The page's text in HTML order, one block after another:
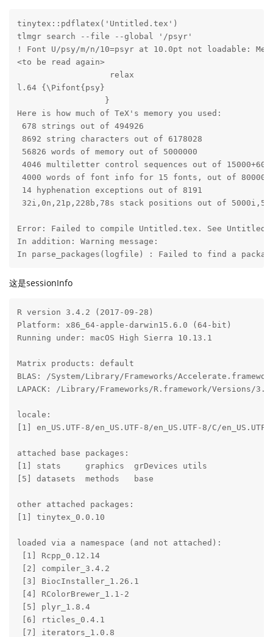
tinytex::pdflatex('Untitled.tex')
tlmgr search --file --global '/psyr'
! Font U/psy/m/n/10=psyr at 10.0pt not loadable:
<to be read again>
                   relax
l.64 {\Pifont{psy}
                  }
Here is how much of TeX's memory you used:
678 strings out of 494926
8692 string characters out of 6178028
56826 words of memory out of 5000000
4046 multiletter control sequences out of
4000 words of font info for 15 fonts, out of
14 hyphenation exceptions out of 8191
32i,0n,21p,228b,78s stack positions out of
Error: Failed to compile Untitled.tex. See
In addition: Warning message:
In parse_packages(logfile) : Failed to find a
这是sessionInfo
R version 3.4.2 (2017-09-28)
Platform: x86_64-apple-darwin15.6.0 (64-bit)
Running under: macOS High Sierra 10.13.1
Matrix products: default
BLAS: /System/Library/Frameworks/
LAPACK: /Library/Frameworks/R.framework/Versions/
locale:
[1] en_US.UTF-8/en_US.UTF-8/en_US.UTF-8/C/en_US.UTF-
attached base packages:
[1] stats     graphics  grDevices utils
[5] datasets  methods   base
other attached packages:
[1] tinytex_0.0.10
loaded via a namespace (and not attached):
[1] Rcpp_0.12.14
[2] compiler_3.4.2
[3] BiocInstaller_1.26.1
[4] RColorBrewer_1.1-2
[5] plyr_1.8.4
[6] rticles_0.4.1
[7] iterators_1.0.8